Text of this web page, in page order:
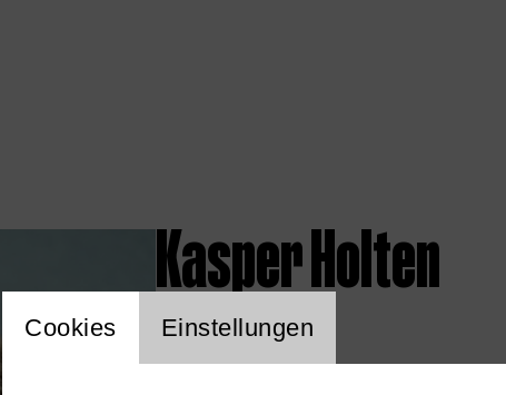
Kasper Holten
Einstellung Website
Cookies Einstellungen